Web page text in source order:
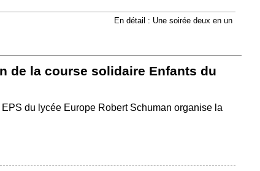
En détail : Une soirée deux en un
de la course solidaire Enfants du
du lycée Europe Robert Schuman organise la